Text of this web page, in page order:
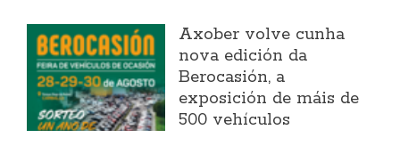
Axober volve cunha
nova edición da
Berocasión, a
exposición de máis de
500 vehículos